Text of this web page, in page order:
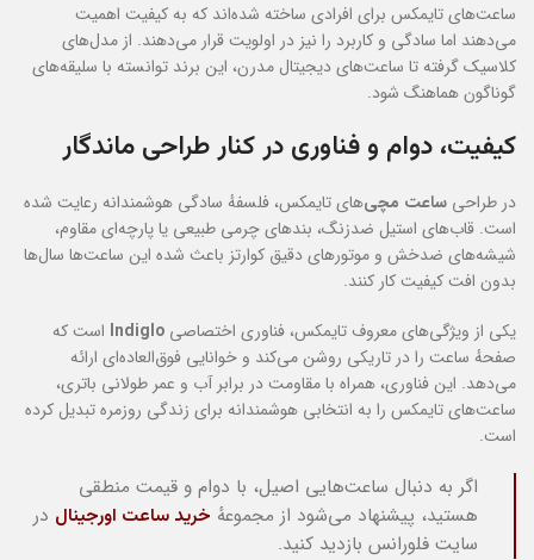
ساعت‌های تایمکس برای افرادی ساخته شده‌اند که به کیفیت اهمیت
می‌دهند اما سادگی و کاربرد را نیز در اولویت قرار می‌دهند. از مدل‌های
کلاسیک گرفته تا ساعت‌های دیجیتال مدرن، این برند توانسته با سلیقه‌های
گوناگون هماهنگ شود.
کیفیت، دوام و فناوری در کنار طراحی ماندگار
در طراحی ساعت مچی‌های تایمکس، فلسفهٔ سادگی هوشمندانه رعایت شده
است. قاب‌های استیل ضدزنگ، بندهای چرمی طبیعی یا پارچه‌ای مقاوم،
شیشه‌های ضدخش و موتورهای دقیق کوارتز باعث شده این ساعت‌ها سال‌ها
بدون افت کیفیت کار کنند.
یکی از ویژگی‌های معروف تایمکس، فناوری اختصاصی Indiglo است که
صفحهٔ ساعت را در تاریکی روشن می‌کند و خوانایی فوق‌العاده‌ای ارائه
می‌دهد. این فناوری، همراه با مقاومت در برابر آب و عمر طولانی باتری،
ساعت‌های تایمکس را به انتخابی هوشمندانه برای زندگی روزمره تبدیل کرده
است.
اگر به دنبال ساعت‌هایی اصیل، با دوام و قیمت منطقی
هستید، پیشنهاد می‌شود از مجموعهٔ خرید ساعت اورجینال در
سایت فلورانس بازدید کنید.